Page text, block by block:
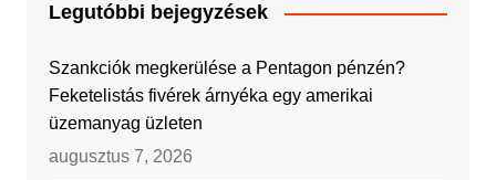
Legutóbbi bejegyzések
Szankciók megkerülése a Pentagon pénzén?
Feketelistás fivérek árnyéka egy amerikai
üzemanyag üzleten
augusztus 7, 2026